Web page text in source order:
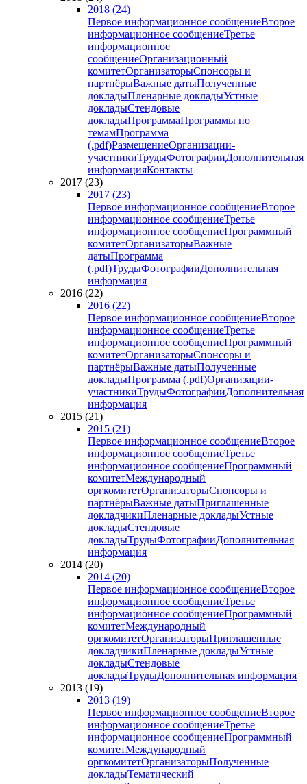
2018 (24)
Первое информационное сообщениеВторое
информационное сообщениеТретье
информационное
сообщениеОрганизационный
комитетОрганизаторыСпонсоры и
партнёрыВажные датыПолученные
докладыПленарные докладыУстные
докладыСтендовые
докладыПрограммаПрограммы по
темамПрограмма
(.pdf)РазмещениеОрганизации-
участникиТрудыФотографииДополнительная
информацияКонтакты
2017 (23)
2017 (23)
Первое информационное сообщениеВторое
информационное сообщениеТретье
информационное сообщениеПрограммный
комитетОрганизаторыВажные
датыПрограмма
(.pdf)ТрудыФотографииДополнительная
информация
2016 (22)
2016 (22)
Первое информационное сообщениеВторое
информационное сообщениеТретье
информационное сообщениеПрограммный
комитетОрганизаторыСпонсоры и
партнёрыВажные датыПолученные
докладыПрограмма (.pdf)Организации-
участникиТрудыФотографииДополнительная
информация
2015 (21)
2015 (21)
Первое информационное сообщениеВторое
информационное сообщениеТретье
информационное сообщениеПрограммный
комитетМеждународный
оргкомитетОрганизаторыСпонсоры и
партнёрыВажные датыПриглашенные
докладчикиПленарные докладыУстные
докладыСтендовые
докладыТрудыФотографииДополнительная
информация
2014 (20)
2014 (20)
Первое информационное сообщениеВторое
информационное сообщениеТретье
информационное сообщениеПрограммный
комитетМеждународный
оргкомитетОрганизаторыПриглашенные
докладчикиПленарные докладыУстные
докладыСтендовые
докладыТрудыДополнительная информация
2013 (19)
2013 (19)
Первое информационное сообщениеВторое
информационное сообщениеТретье
информационное сообщениеПрограммный
комитетМеждународный
оргкомитетОрганизаторыПолученные
докладыТематический